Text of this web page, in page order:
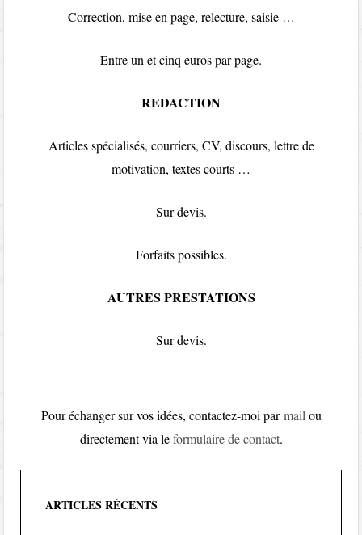
Correction, mise en page, relecture, saisie …
Entre un et cinq euros par page.
REDACTION
Articles spécialisés, courriers, CV, discours, lettre de
motivation, textes courts …
Sur devis.
Forfaits possibles.
AUTRES PRESTATIONS
Sur devis.
Pour échanger sur vos idées, contactez-moi parmail ou
directement via leformulaire de contact.
ARTICLES RÉCENTS